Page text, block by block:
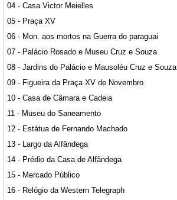
04 - Casa Victor Meielles
05 - Praça XV
06 - Mon. aos mortos na Guerra do paraguai
07 - Palácio Rosado e Museu Cruz e Souza
08 - Jardins do Palácio e Mausoléu Cruz e Souza
09 - Figueira da Praça XV de Novembro
10 - Casa de Câmara e Cadeia
11 - Museu do Saneamento
12 - Estátua de Fernando Machado
13 - Largo da Alfândega
14 - Prédio da Casa de Alfândega
15 - Mercado Público
16 - Relógio da Western Telegraph